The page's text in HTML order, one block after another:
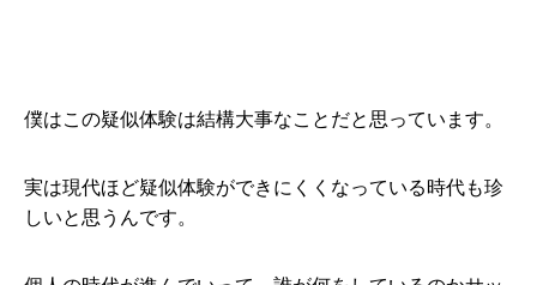
僕はこの疑似体験は結構大事なことだと思っています。
実は現代ほど疑似体験ができにくくなっている時代も珍
しいと思うんです。